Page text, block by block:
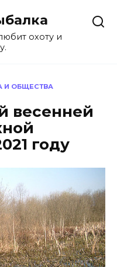
охоту и
И ОБЩЕСТВА
весенней
году